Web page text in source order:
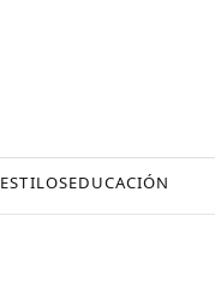
ESTILOSEDUCACIÓN